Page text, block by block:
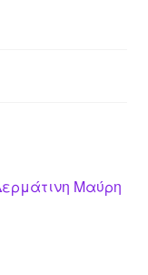
Μαύρη